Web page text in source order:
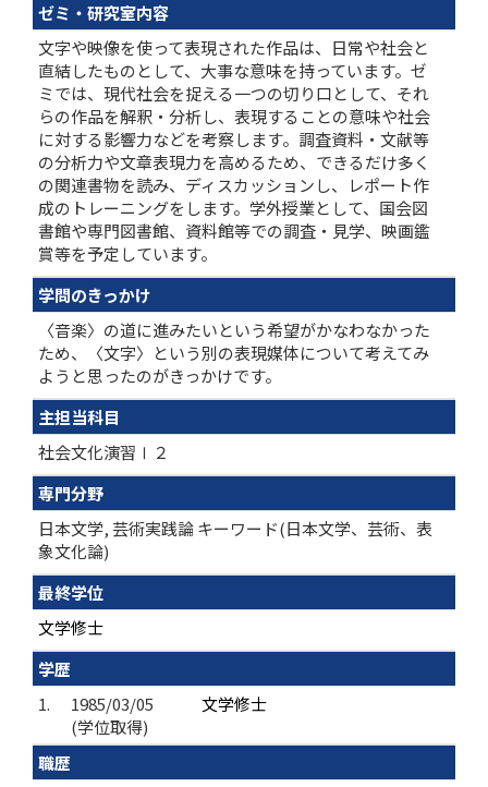
ゼミ・研究室内容
文字や映像を使って表現された作品は、日常や社会と
直結したものとして、大事な意味を持っています。ゼ
ミでは、現代社会を捉える一つの切り口として、それ
らの作品を解釈・分析し、表現することの意味や社会
に対する影響力などを考察します。調査資料・文献等
の分析力や文章表現力を高めるため、できるだけ多く
の関連書物を読み、ディスカッションし、レポート作
成のトレーニングをします。学外授業として、国会図
書館や専門図書館、資料館等での調査・見学、映画鑑
賞等を予定しています。
学問のきっかけ
〈音楽〉の道に進みたいという希望がかなわなかった
ため、〈文字〉という別の表現媒体について考えてみ
ようと思ったのがきっかけです。
主担当科目
社会文化演習Ⅰ２
専門分野
日本文学, 芸術実践論 キーワード(日本文学、芸術、表
象文化論)
最終学位
文学修士
学歴
1.
1985/03/05
(学位取得)
文学修士
職歴